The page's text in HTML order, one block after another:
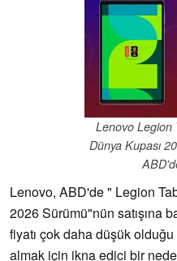
Lenovo Legion
Dünya Kupası
Lenovo, ABD'de " Legion
2026 Sürümü"nün satışına
fiyatı çok daha düşük
almak için ikna edici bir